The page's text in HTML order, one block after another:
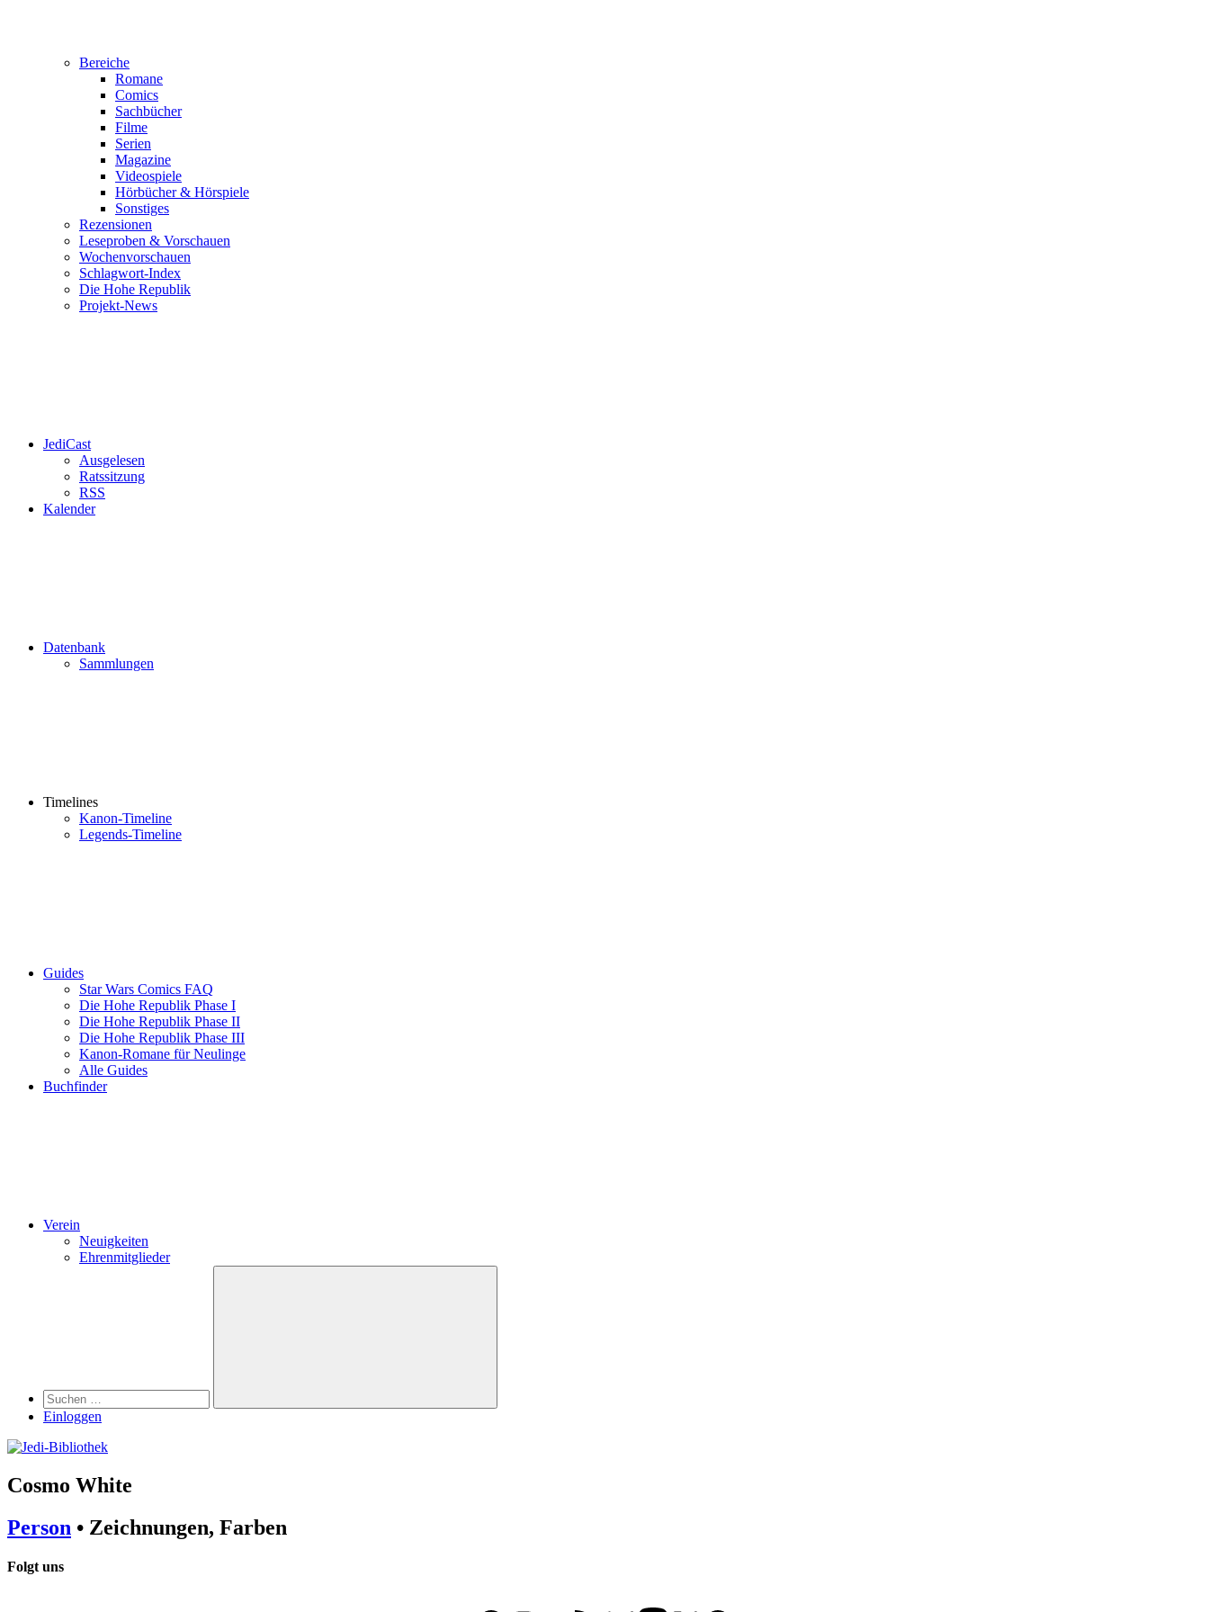
Bereiche
Romane
Comics
Sachbücher
Filme
Serien
Magazine
Videospiele
Hörbücher & Hörspiele
Sonstiges
Rezensionen
Leseproben & Vorschauen
Wochenvorschauen
Schlagwort-Index
Die Hohe Republik
Projekt-News
JediCast
Ausgelesen
Ratssitzung
RSS
Kalender
Datenbank
Sammlungen
Timelines
Kanon-Timeline
Legends-Timeline
Guides
Star Wars Comics FAQ
Die Hohe Republik Phase I
Die Hohe Republik Phase II
Die Hohe Republik Phase III
Kanon-Romane für Neulinge
Alle Guides
Buchfinder
Verein
Neuigkeiten
Ehrenmitglieder
Suchen
Einloggen
Cosmo White
Person • Zeichnungen, Farben
Folgt uns